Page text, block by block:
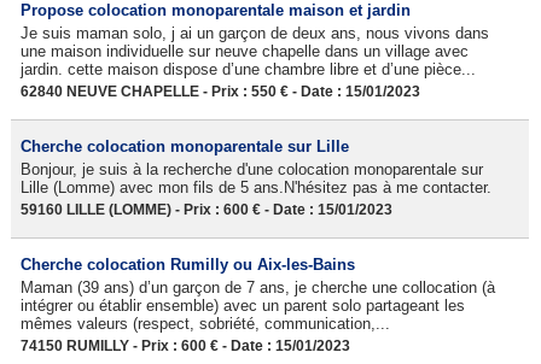
Propose colocation monoparentale maison et jardin
Je suis maman solo, j ai un garçon de deux ans, nous vivons dans
une maison individuelle sur neuve chapelle dans un village avec
jardin. cette maison dispose d’une chambre libre et d’une pièce...
62840 NEUVE CHAPELLE - Prix : 550 € - Date : 15/01/2023
Cherche colocation monoparentale sur Lille
Bonjour, je suis à la recherche d'une colocation monoparentale sur
Lille (Lomme) avec mon fils de 5 ans.N'hésitez pas à me contacter.
59160 LILLE (LOMME) - Prix : 600 € - Date : 15/01/2023
Cherche colocation Rumilly ou Aix-les-Bains
Maman (39 ans) d’un garçon de 7 ans, je cherche une collocation (à
intégrer ou établir ensemble) avec un parent solo partageant les
mêmes valeurs (respect, sobriété, communication,...
74150 RUMILLY - Prix : 600 € - Date : 15/01/2023